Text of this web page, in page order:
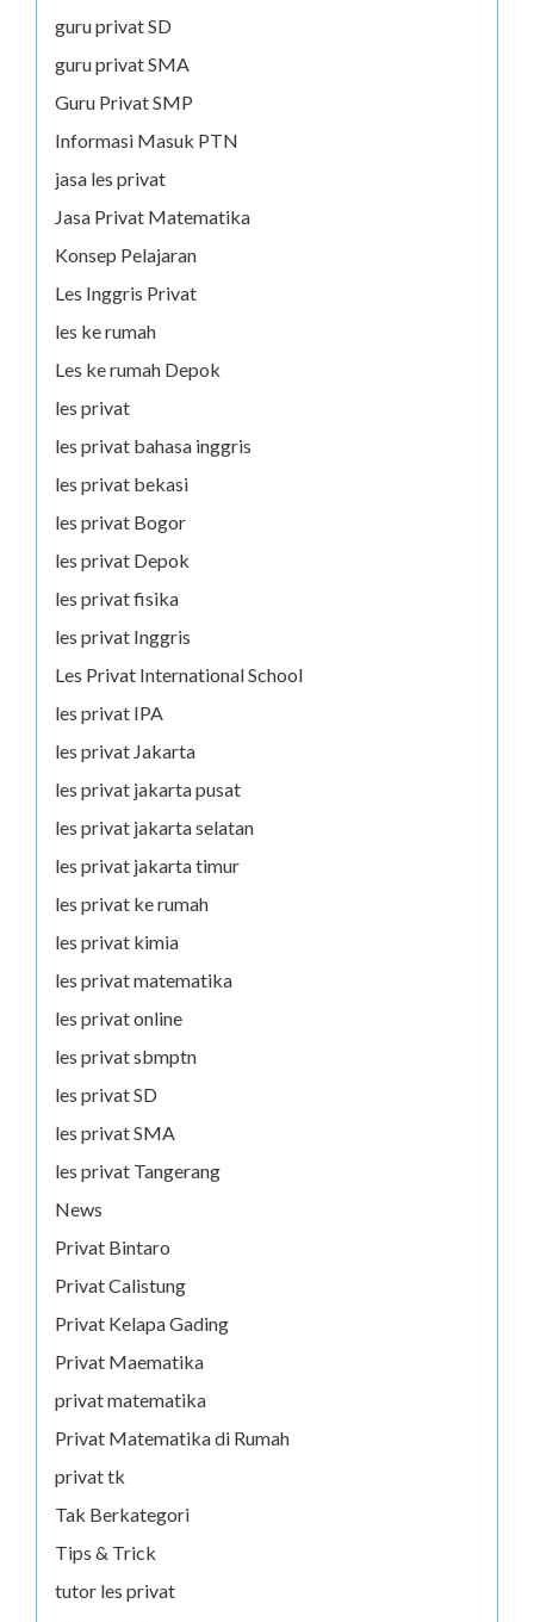
guru privat SD
guru privat SMA
Guru Privat SMP
Informasi Masuk PTN
jasa les privat
Jasa Privat Matematika
Konsep Pelajaran
Les Inggris Privat
les ke rumah
Les ke rumah Depok
les privat
les privat bahasa inggris
les privat bekasi
les privat Bogor
les privat Depok
les privat fisika
les privat Inggris
Les Privat International School
les privat IPA
les privat Jakarta
les privat jakarta pusat
les privat jakarta selatan
les privat jakarta timur
les privat ke rumah
les privat kimia
les privat matematika
les privat online
les privat sbmptn
les privat SD
les privat SMA
les privat Tangerang
News
Privat Bintaro
Privat Calistung
Privat Kelapa Gading
Privat Maematika
privat matematika
Privat Matematika di Rumah
privat tk
Tak Berkategori
Tips & Trick
tutor les privat